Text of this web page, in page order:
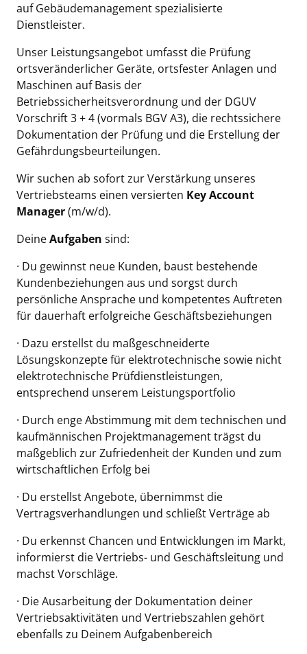
auf Gebäudemanagement spezialisierte
Dienstleister.
Unser Leistungsangebot umfasst die Prüfung
ortsveränderlicher Geräte, ortsfester Anlagen und
Maschinen auf Basis der
Betriebssicherheitsverordnung und der DGUV
Vorschrift 3 + 4 (vormals BGV A3), die rechtssichere
Dokumentation der Prüfung und die Erstellung der
Gefährdungsbeurteilungen.
Wir suchen ab sofort zur Verstärkung unseres
Vertriebsteams einen versierten Key Account
Manager(m/w/d).
DeineAufgaben sind:
· Du gewinnst neue Kunden, baust bestehende
Kundenbeziehungen aus und sorgst durch
persönliche Ansprache und kompetentes Auftreten
für dauerhaft erfolgreiche Geschäftsbeziehungen
· Dazu erstellst du maßgeschneiderte
Lösungskonzepte für elektrotechnische sowie nicht
elektrotechnische Prüfdienstleistungen,
entsprechend unserem Leistungsportfolio
· Durch enge Abstimmung mit dem technischen und
kaufmännischen Projektmanagement trägst du
maßgeblich zur Zufriedenheit der Kunden und zum
wirtschaftlichen Erfolg bei
· Du erstellst Angebote, übernimmst die
Vertragsverhandlungen und schließt Verträge ab
· Du erkennst Chancen und Entwicklungen im Markt,
informierst die Vertriebs- und Geschäftsleitung und
machst Vorschläge.
· Die Ausarbeitung der Dokumentation deiner
Vertriebsaktivitäten und Vertriebszahlen gehört
ebenfalls zu Deinem Aufgabenbereich